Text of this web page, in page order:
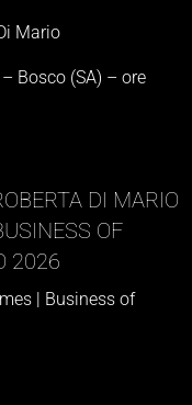
Mario
Bosco (SA) – ore
DI MARIO
OF
2026
| Business of